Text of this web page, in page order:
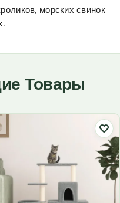
морских свинок
Товары